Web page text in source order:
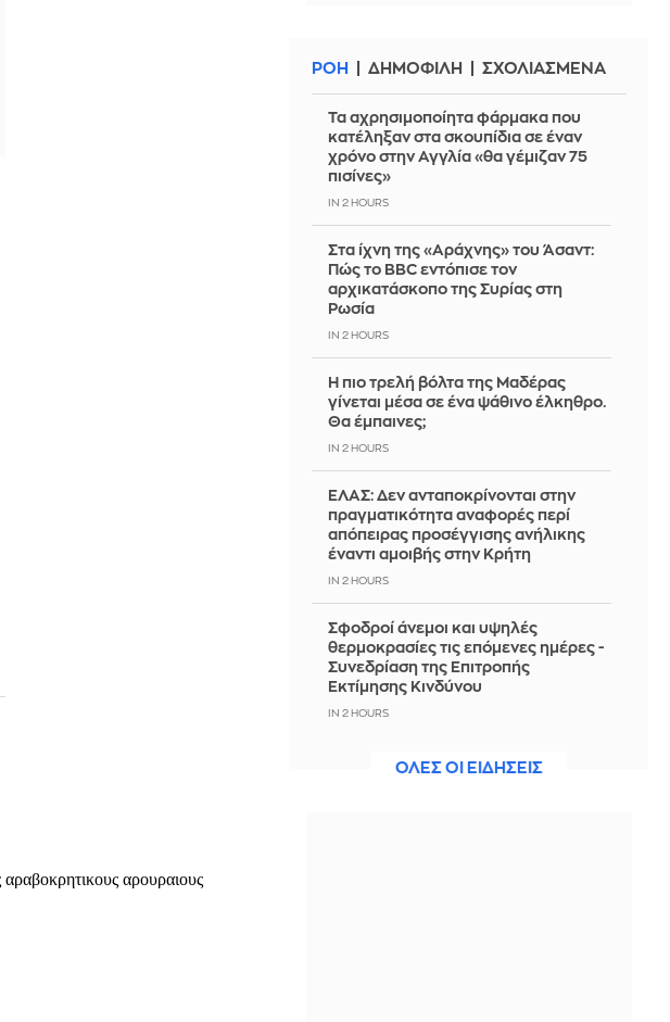
ΡΟΗ ΔΗΜΟΦΙΛΗ ΣΧΟΛΙΑΣΜΕΝΑ
Τα αχρησιμοποίητα φάρμακα που
κατέληξαν στα σκουπίδια σε έναν
χρόνο στην Αγγλία «θα γέμιζαν 75
πισίνες»
IN 2 HOURS
Στα ίχνη της «Αράχνης» του Άσαντ:
Πώς το BBC εντόπισε τον
αρχικατάσκοπο της Συρίας στη
Ρωσία
IN 2 HOURS
Η πιο τρελή βόλτα της Μαδέρας
γίνεται μέσα σε ένα ψάθινο έλκηθρο.
Θα έμπαινες;
IN 2 HOURS
ΕΛΑΣ: Δεν ανταποκρίνονται στην
πραγματικότητα αναφορές περί
απόπειρας προσέγγισης ανήλικης
έναντι αμοιβής στην Κρήτη
IN 2 HOURS
Σφοδροί άνεμοι και υψηλές
θερμοκρασίες τις επόμενες ημέρες -
Συνεδρίαση της Επιτροπής
Εκτίμησης Κινδύνου
IN 2 HOURS
Οδηγούσε μεθυσμένος στο Αγρίνιο -
ΟΛΕΣ ΟΙ ΕΙΔΗΣΕΙΣ